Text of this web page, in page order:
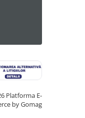
Platforma E-
by Gomag